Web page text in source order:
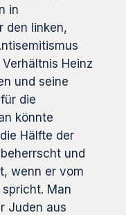
in
den linken,
Heinz
und seine
die
könnte
Hälfte der
und
wenn er vom
Man
Juden aus